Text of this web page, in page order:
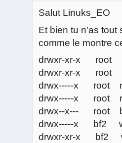
Salut Linuks_EO
Et bien tu n'as tout
comme le montre
drwxr-xr-x root
drwxr-xr-x root
drwx-----x root
drwx-----x root
drwx--x--- root
drwx-----x bf2
drwxr-xr-x bf2